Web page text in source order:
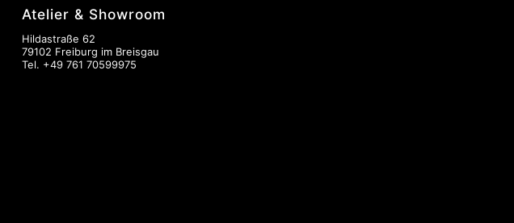
Atelier & Showroom
Hildastraße 62
79102 Freiburg im Breisgau
Tel. +49 761 70599975